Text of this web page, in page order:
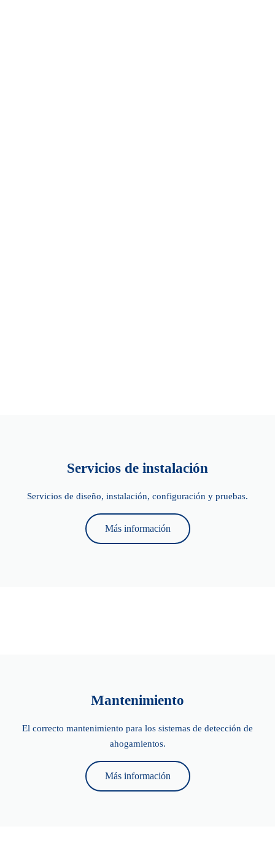
Servicios de instalación
Servicios de diseño, instalación, configuración y pruebas.
Más información
Mantenimiento
El correcto mantenimiento para los sistemas de detección de
ahogamientos.
Más información